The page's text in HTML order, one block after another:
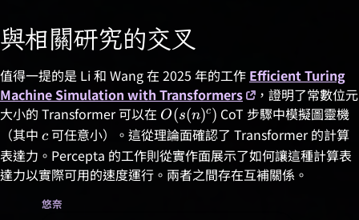
與相關研究的交叉
值得一提的是 Li 和 Wang 在 2025 年的工作 Efficient Turing
Machine Simulation with Transformers
，證明了常數位元
大小的 Transformer 可以在 \relax
O(s(n)^c)
O(s(n)c) CoT 步驟中模擬圖靈機
（其中 \relax
c
c 可任意小）。這從理論面確認了 Transformer 的計算
表達力。Percepta 的工作則從實作面展示了如何讓這種計算表
達力以實際可用的速度運行。兩者之間存在互補關係。
悠奈